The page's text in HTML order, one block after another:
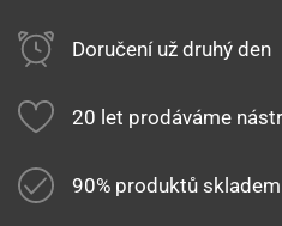
Doručení už druhý den
20 let prodáváme
90% produktů skladem